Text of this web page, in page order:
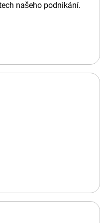
našeho podnikání.